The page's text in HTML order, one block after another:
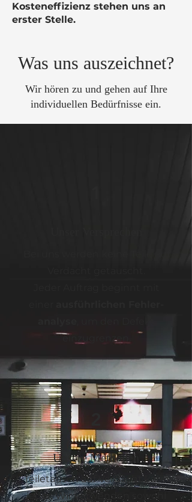
Kosteneffizienz stehen uns an
erster Stelle.
Was uns auszeichnet?
Wir hören zu und gehen auf Ihre
individuellen Bedürfnisse ein.
einzugrenzen.
Unsere Methoden
Teiletausch auf Verdacht kann
jeder. Wir verwenden sowohl